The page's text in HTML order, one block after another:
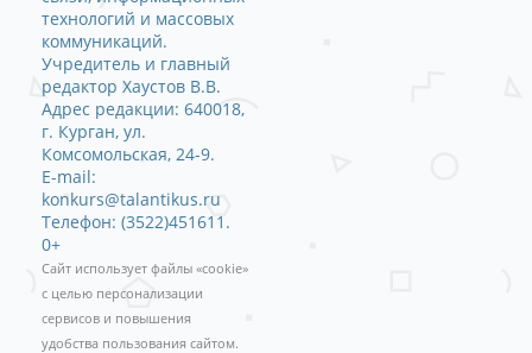
технологий и массовых
коммуникаций.
Учредитель и главный
редактор Хаустов В.В.
Адрес редакции: 640018,
г. Курган, ул.
Комсомольская, 24-9.
E-mail:
konkurs@talantikus.ru
Телефон: (3522)451611.
0+
Сайт использует файлы «cookie»
с целью персонализации
сервисов и повышения
удобства пользования сайтом.